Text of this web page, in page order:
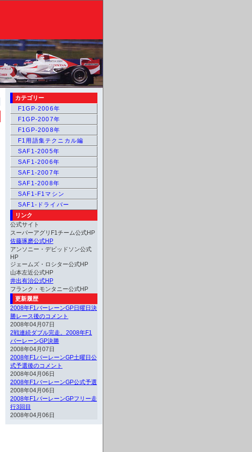
カテゴリー
F1GP-2006年
F1GP-2007年
F1GP-2008年
F1用語集テクニカル編
SAF1-2005年
SAF1-2006年
SAF1-2007年
SAF1-2008年
SAF1-F1マシン
SAF1-ドライバー
リンク
公式サイト
スーパーアグリF1チーム公式HP
佐藤琢磨公式HP
アンソニー・デビッドソン公式
HP
ジェームズ・ロシター公式HP
山本左近公式HP
井出有治公式HP
フランク・モンタニー公式HP
更新履歴
2008年F1バーレーンGP日曜日決
勝レース後のコメント
2008年04月07日
2戦連続ダブル完走。2008年F1
バーレーンGP決勝
2008年04月07日
2008年F1バーレーンGP土曜日公
式予選後のコメント
2008年04月06日
2008年F1バーレーンGP公式予選
2008年04月06日
2008年F1バーレーンGPフリー走
行3回目
2008年04月06日